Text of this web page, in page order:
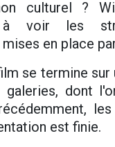
culturel ?
à voir les
en place
se termine sur
galeries, dont
est finie.